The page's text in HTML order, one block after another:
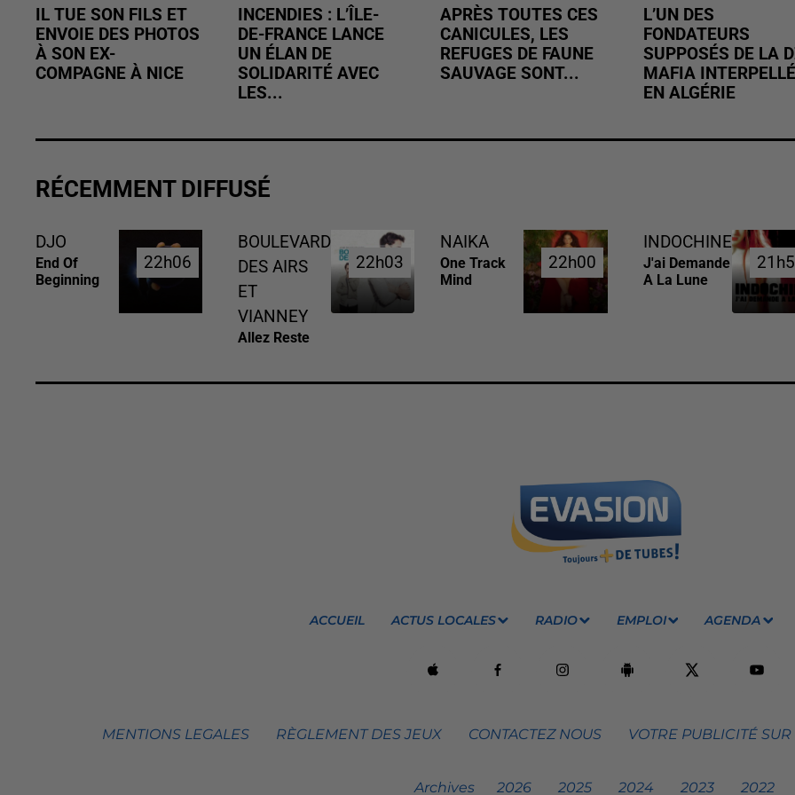
IL TUE SON FILS ET
ENVOIE DES PHOTOS
À SON EX-
COMPAGNE À NICE
INCENDIES : L’ÎLE-
DE-FRANCE LANCE
UN ÉLAN DE
SOLIDARITÉ AVEC
LES...
APRÈS TOUTES CES
CANICULES, LES
REFUGES DE FAUNE
SAUVAGE SONT...
L’UN DES
FONDATEURS
SUPPOSÉS DE LA
MAFIA INTERPELLÉ
EN ALGÉRIE
RÉCEMMENT DIFFUSÉ
DJO
End Of
Beginning
22h06
22h06
BOULEVARD
DES AIRS
ET
VIANNEY
Allez Reste
22h03
22h03
NAIKA
One Track
Mind
22h00
22h00
INDOCHINE
J'ai Demande
A La Lune
ACCUEIL ACTUS LOCALES RADIO EMPLOI AGENDA
MENTIONS LEGALES RÈGLEMENT DES JEUX CONTACTEZ NOUS VOTRE PUBLICITÉ
Archives 2026 2025 2024 2023 2022